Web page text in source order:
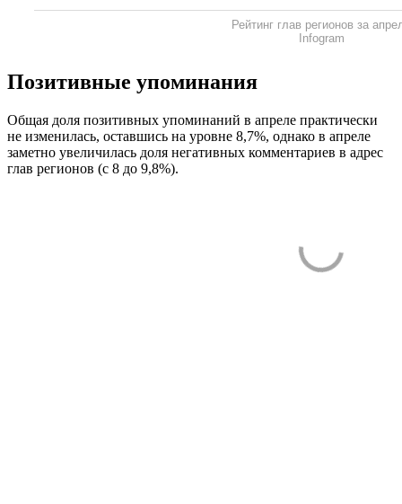
Рейтинг глав регионов за
Infogram
Позитивные упоминания
Общая доля позитивных упоминаний в апреле практически
не изменилась, оставшись на уровне 8,7%, однако в апреле
заметно увеличилась доля негативных комментариев в адрес
глав регионов (с 8 до 9,8%).